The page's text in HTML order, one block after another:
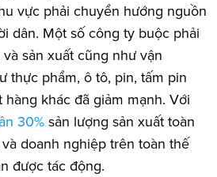
vực phải chuyển hướng nguồn
dân. Một số công ty buộc phải
sản xuất cũng như vận
thực phẩm, ô tô, pin, tấm pin
khác đã giảm mạnh. Với
30% sản lượng sản xuất toàn
doanh nghiệp trên toàn thế
được tác động.